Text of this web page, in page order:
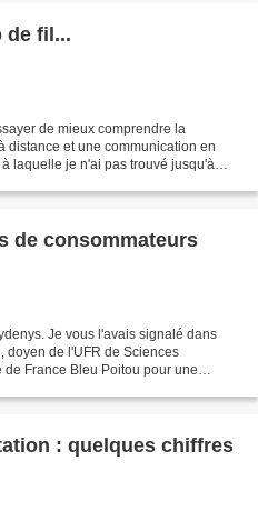
de fil...
de mieux comprendre la
distance et une communication en
laquelle je n'ai pas trouvé jusqu'à
de consommateurs
Je vous l'avais signalé dans
doyen de l'UFR de Sciences
France Bleu Poitou pour une
: quelques chiffres